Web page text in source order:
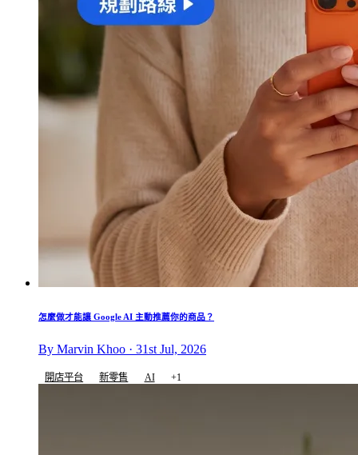
怎麼做才能讓 Google AI 主動推薦你的商品？
By Marvin Khoo · 31st Jul, 2026
開店平台 新零售 AI +1